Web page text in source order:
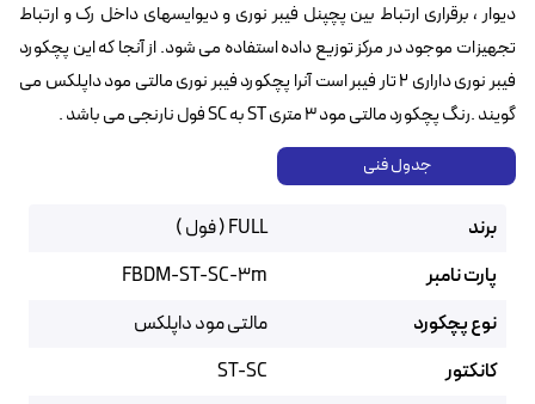
دیوار ، برقراری ارتباط بین پچپنل فیبر نوری و دیوایسهای داخل رک و ارتباط
تجهیزات موجود در مرکز توزیع داده استفاده می شود. از آنجا که این پچکورد
فیبر نوری داراری ۲ تار فیبر است آنرا پچکورد فیبر نوری مالتی مود داپلکس می
گویند .رنگ پچکورد مالتی مود ۳ متری ST به SC فول نارنجی می باشد .
جدول فنی
برند
FULL ( فول )
پارت نامبر
FBDM-ST-SC-3m
نوع پچکورد
مالتی مود داپلکس
کانکتور
ST-SC